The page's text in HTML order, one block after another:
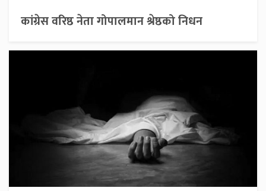
कांग्रेस वरिष्ठ नेता गोपालमान श्रेष्ठको निधन